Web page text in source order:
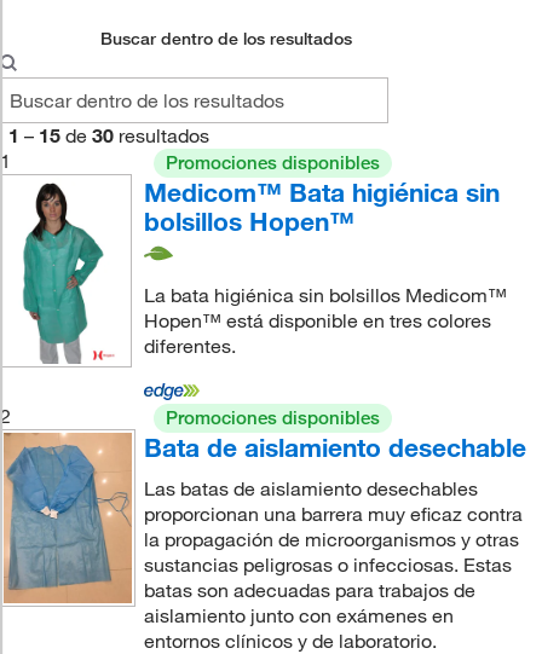
Buscar dentro de los resultados
1 – 15 de 30 resultados
1
Promociones disponibles
Medicom™ Bata higiénica sin
bolsillos Hopen™
La bata higiénica sin bolsillos Medicom™
Hopen™ está disponible en tres colores
diferentes.
2 Promociones disponibles
Bata de aislamiento desechable
Las batas de aislamiento desechables
proporcionan una barrera muy eficaz contra
la propagación de microorganismos y otras
sustancias peligrosas o infecciosas. Estas
batas son adecuadas para trabajos de
aislamiento junto con exámenes en
entornos clínicos y de laboratorio.